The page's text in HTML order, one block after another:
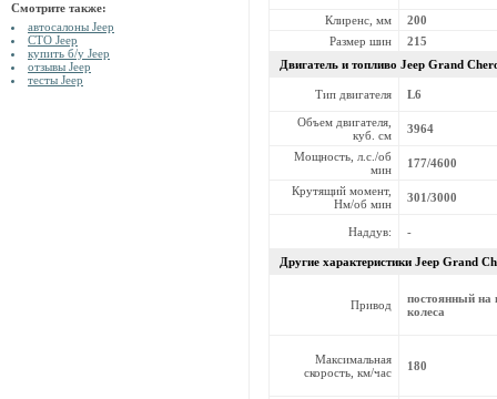
Смотрите также:
автосалоны Jeep
СТО Jeep
купить б/у Jeep
отзывы Jeep
тесты Jeep
Клиренс, мм
200
Размер шин
215
Двигатель и топливо Jeep Grand
Тип двигателя L6
Объем двигателя,
куб. см
3964
Мощность, л.с./об
мин
177/4600
Крутящий момент,
Нм/об мин
301/3000
Наддув: -
Другие характеристики Jeep Grand
Привод
постоянный на
колеса
Максимальная
скорость, км/час
180